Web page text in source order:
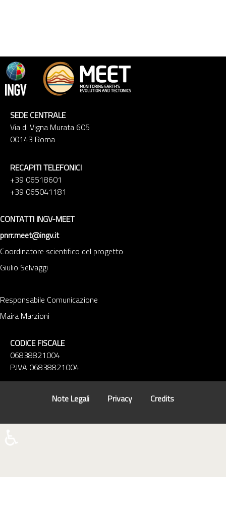
SEDE CENTRALE
Via di Vigna Murata 605
00143 Roma
RECAPITI TELEFONICI
+39 06518601
+39 065041181
CONTATTI INGV-MEET
pnrr.meet@ingv.it
Coordinatore scientifico del progetto
Giulio Selvaggi
Responsabile Comunicazione
Maira Marzioni
CODICE FISCALE
06838821004
P.IVA 06838821004
Note Legali Privacy Credits